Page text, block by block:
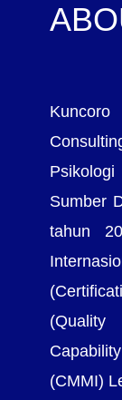
Sumber
tahun
(CMMI)